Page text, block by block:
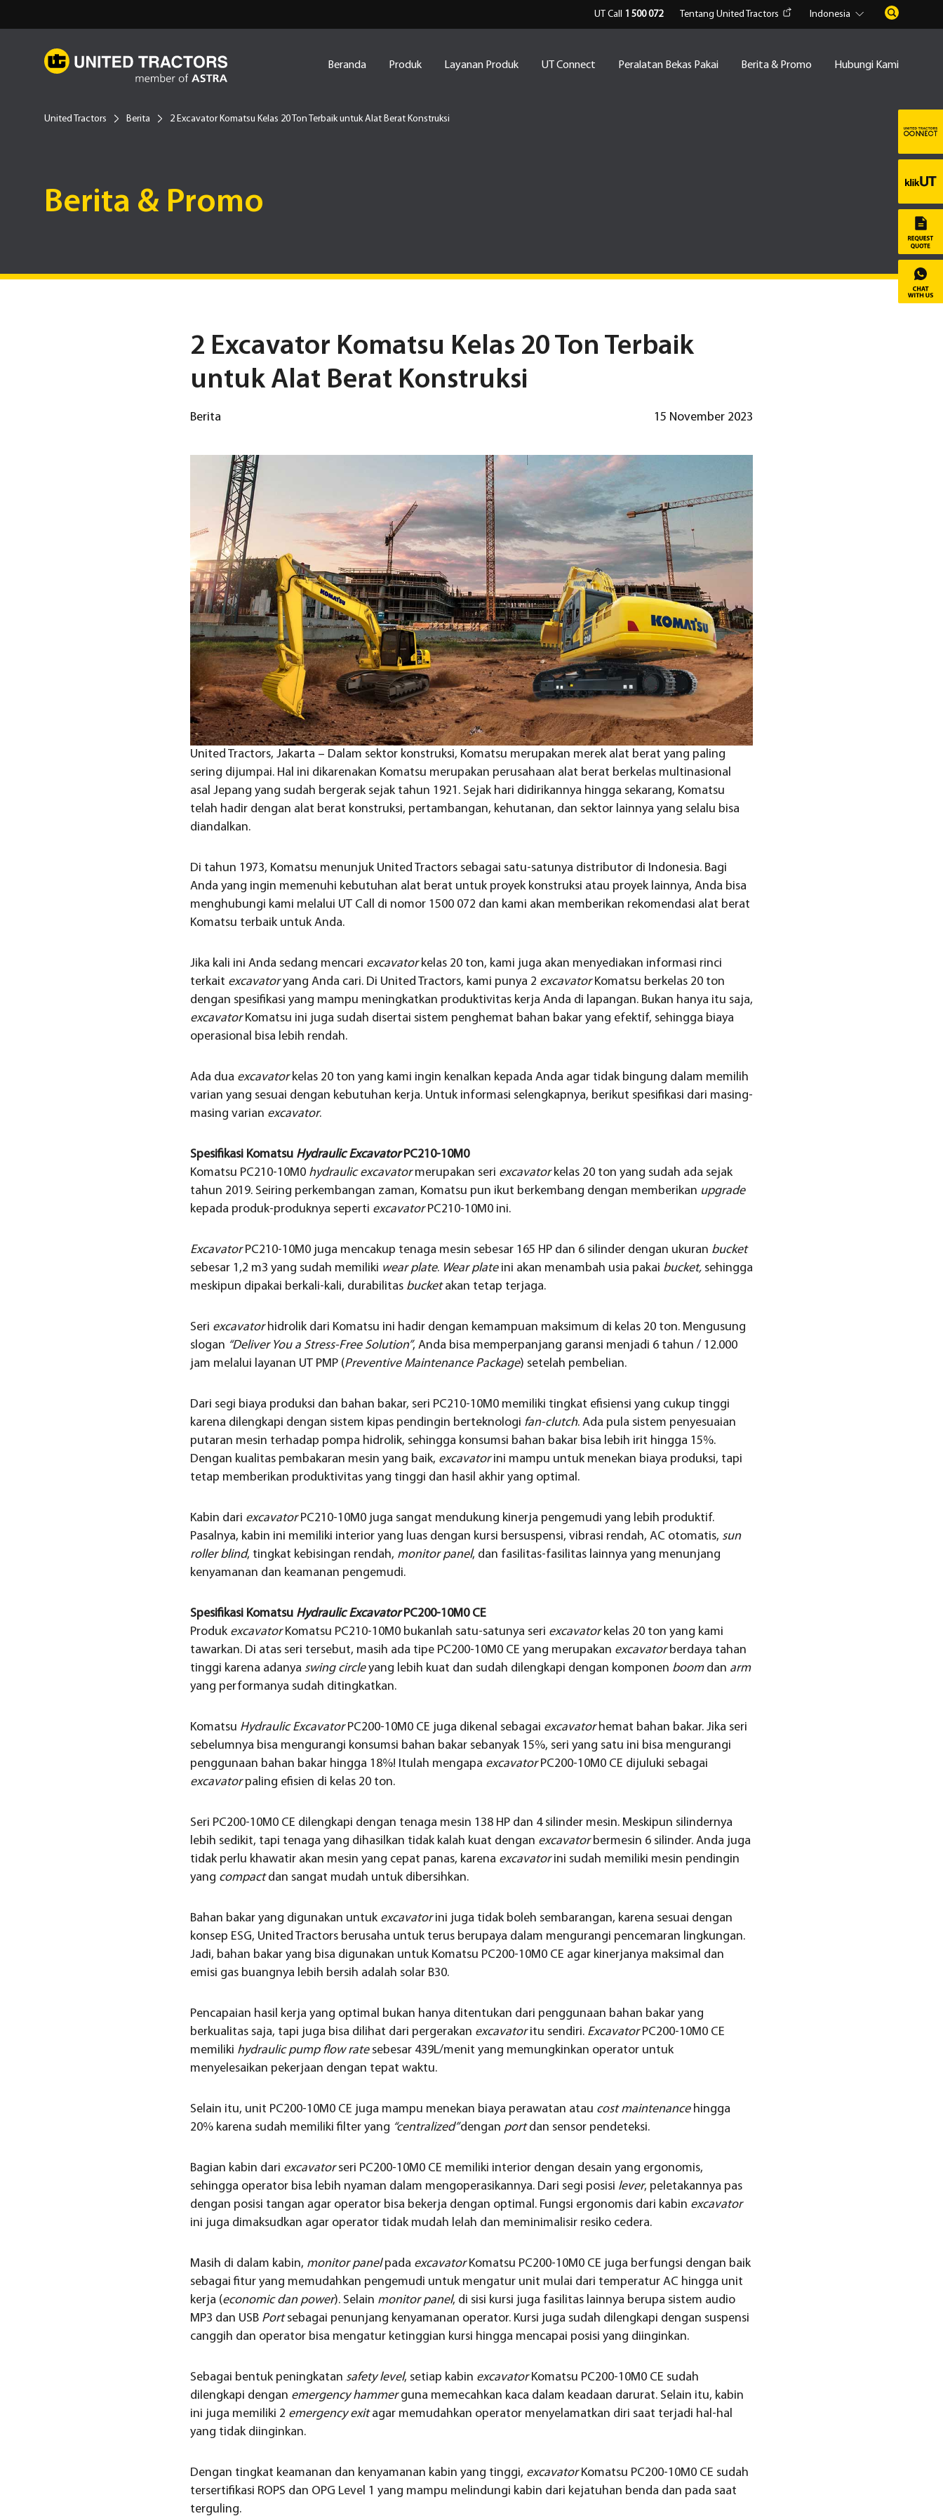
UT Call 1 500 072 Tentang United Tractors Indonesia
Beranda Produk Layanan Produk UT Connect Peralatan Bekas Pakai Berita & Promo Hubungi Kami
United Tractors Berita 2 Excavator Komatsu Kelas 20 Ton Terbaik untuk Alat Berat Konstruksi
Berita & Promo
2 Excavator Komatsu Kelas 20 Ton Terbaik
untuk Alat Berat Konstruksi
Berita 15 November 2023
United Tractors, Jakarta – Dalam sektor konstruksi, Komatsu merupakan merek alat berat yang paling
sering dijumpai. Hal ini dikarenakan Komatsu merupakan perusahaan alat berat berkelas multinasional
asal Jepang yang sudah bergerak sejak tahun 1921. Sejak hari didirikannya hingga sekarang, Komatsu
telah hadir dengan alat berat konstruksi, pertambangan, kehutanan, dan sektor lainnya yang selalu bisa
diandalkan.
Di tahun 1973, Komatsu menunjuk United Tractors sebagai satu-satunya distributor di Indonesia. Bagi
Anda yang ingin memenuhi kebutuhan alat berat untuk proyek konstruksi atau proyek lainnya, Anda bisa
menghubungi kami melalui UT Call di nomor 1500 072 dan kami akan memberikan rekomendasi alat berat
Komatsu terbaik untuk Anda.
Jika kali ini Anda sedang mencari excavatorkelas 20 ton, kami juga akan menyediakan informasi rinci
terkait excavatoryang Anda cari. Di United Tractors, kami punya 2 excavatorKomatsu berkelas 20 ton
dengan spesifikasi yang mampu meningkatkan produktivitas kerja Anda di lapangan. Bukan hanya itu saja,
excavatorKomatsu ini juga sudah disertai sistem penghemat bahan bakar yang efektif, sehingga biaya
operasional bisa lebih rendah.
Ada dua excavatorkelas 20 ton yang kami ingin kenalkan kepada Anda agar tidak bingung dalam memilih
varian yang sesuai dengan kebutuhan kerja. Untuk informasi selengkapnya, berikut spesifikasi dari masing-
masing varian excavator.
Spesifikasi Komatsu Hydraulic ExcavatorPC210-10M0
Komatsu PC210-10M0 hydraulic excavatormerupakan seri excavatorkelas 20 ton yang sudah ada sejak
tahun 2019. Seiring perkembangan zaman, Komatsu pun ikut berkembang dengan memberikan upgrade
kepada produk-produknya seperti excavatorPC210-10M0 ini.
ExcavatorPC210-10M0 juga mencakup tenaga mesin sebesar 165 HP dan 6 silinder dengan ukuran bucket
sebesar 1,2 m3 yang sudah memiliki wear plate. Wear plateini akan menambah usia pakai bucket, sehingga
meskipun dipakai berkali-kali, durabilitas bucketakan tetap terjaga.
Seri excavatorhidrolik dari Komatsu ini hadir dengan kemampuan maksimum di kelas 20 ton. Mengusung
slogan “Deliver You a Stress-Free Solution”, Anda bisa memperpanjang garansi menjadi 6 tahun / 12.000
jam melalui layanan UT PMP (Preventive Maintenance Package) setelah pembelian.
Dari segi biaya produksi dan bahan bakar, seri PC210-10M0 memiliki tingkat efisiensi yang cukup tinggi
karena dilengkapi dengan sistem kipas pendingin berteknologi fan-clutch. Ada pula sistem penyesuaian
putaran mesin terhadap pompa hidrolik, sehingga konsumsi bahan bakar bisa lebih irit hingga 15%.
Dengan kualitas pembakaran mesin yang baik, excavatorini mampu untuk menekan biaya produksi, tapi
tetap memberikan produktivitas yang tinggi dan hasil akhir yang optimal.
Kabin dari excavatorPC210-10M0 juga sangat mendukung kinerja pengemudi yang lebih produktif.
Pasalnya, kabin ini memiliki interior yang luas dengan kursi bersuspensi, vibrasi rendah, AC otomatis, sun
roller blind, tingkat kebisingan rendah, monitor panel, dan fasilitas-fasilitas lainnya yang menunjang
kenyamanan dan keamanan pengemudi.
Spesifikasi Komatsu Hydraulic ExcavatorPC200-10M0 CE
Produk excavatorKomatsu PC210-10M0 bukanlah satu-satunya seri excavatorkelas 20 ton yang kami
tawarkan. Di atas seri tersebut, masih ada tipe PC200-10M0 CE yang merupakan excavatorberdaya tahan
tinggi karena adanya swing circleyang lebih kuat dan sudah dilengkapi dengan komponen boomdan arm
yang performanya sudah ditingkatkan.
Komatsu Hydraulic ExcavatorPC200-10M0 CE juga dikenal sebagai excavatorhemat bahan bakar. Jika seri
sebelumnya bisa mengurangi konsumsi bahan bakar sebanyak 15%, seri yang satu ini bisa mengurangi
penggunaan bahan bakar hingga 18%! Itulah mengapa excavatorPC200-10M0 CE dijuluki sebagai
excavatorpaling efisien di kelas 20 ton.
Seri PC200-10M0 CE dilengkapi dengan tenaga mesin 138 HP dan 4 silinder mesin. Meskipun silindernya
lebih sedikit, tapi tenaga yang dihasilkan tidak kalah kuat dengan excavatorbermesin 6 silinder. Anda juga
tidak perlu khawatir akan mesin yang cepat panas, karena excavatorini sudah memiliki mesin pendingin
yang compactdan sangat mudah untuk dibersihkan.
Bahan bakar yang digunakan untuk excavatorini juga tidak boleh sembarangan, karena sesuai dengan
konsep ESG, United Tractors berusaha untuk terus berupaya dalam mengurangi pencemaran lingkungan.
Jadi, bahan bakar yang bisa digunakan untuk Komatsu PC200-10M0 CE agar kinerjanya maksimal dan
emisi gas buangnya lebih bersih adalah solar B30.
Pencapaian hasil kerja yang optimal bukan hanya ditentukan dari penggunaan bahan bakar yang
berkualitas saja, tapi juga bisa dilihat dari pergerakan excavatoritu sendiri. ExcavatorPC200-10M0 CE
memiliki hydraulic pump flow ratesebesar 439L/menit yang memungkinkan operator untuk
menyelesaikan pekerjaan dengan tepat waktu.
Selain itu, unit PC200-10M0 CE juga mampu menekan biaya perawatan atau cost maintenance hingga
20% karena sudah memiliki filter yang “centralized”dengan portdan sensor pendeteksi.
Bagian kabin dari excavatorseri PC200-10M0 CE memiliki interior dengan desain yang ergonomis,
sehingga operator bisa lebih nyaman dalam mengoperasikannya. Dari segi posisi lever, peletakannya pas
dengan posisi tangan agar operator bisa bekerja dengan optimal. Fungsi ergonomis dari kabin excavator
ini juga dimaksudkan agar operator tidak mudah lelah dan meminimalisir resiko cedera.
Masih di dalam kabin, monitor panelpada excavatorKomatsu PC200-10M0 CE juga berfungsi dengan baik
sebagai fitur yang memudahkan pengemudi untuk mengatur unit mulai dari temperatur AC hingga unit
kerja (economic dan power). Selain monitor panel, di sisi kursi juga fasilitas lainnya berupa sistem audio
MP3 dan USB Portsebagai penunjang kenyamanan operator. Kursi juga sudah dilengkapi dengan suspensi
canggih dan operator bisa mengatur ketinggian kursi hingga mencapai posisi yang diinginkan.
Sebagai bentuk peningkatan safety level, setiap kabin excavatorKomatsu PC200-10M0 CE sudah
dilengkapi dengan emergency hammerguna memecahkan kaca dalam keadaan darurat. Selain itu, kabin
ini juga memiliki 2 emergency exitagar memudahkan operator menyelamatkan diri saat terjadi hal-hal
yang tidak diinginkan.
Dengan tingkat keamanan dan kenyamanan kabin yang tinggi, excavatorKomatsu PC200-10M0 CE sudah
tersertifikasi ROPS dan OPG Level 1 yang mampu melindungi kabin dari kejatuhan benda dan pada saat
terguling.